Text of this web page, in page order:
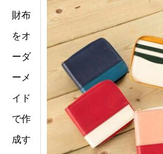
財布
をオ
ーダ
ーメ
イド
で作
成す